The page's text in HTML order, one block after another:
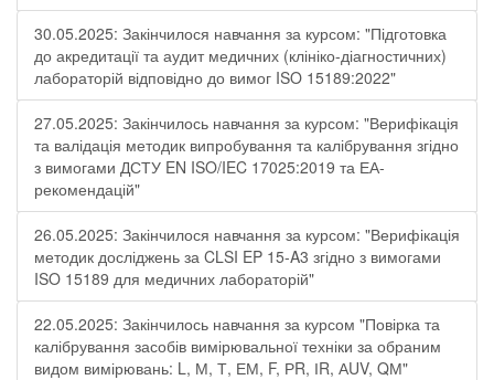
30.05.2025: Закінчилося навчання за курсом: "Підготовка
до акредитації та аудит медичних (клініко-діагностичних)
лабораторій відповідно до вимог ISO 15189:2022"
27.05.2025: Закінчилось навчання за курсом: "Верифікація
та валідація методик випробування та калібрування згідно
з вимогами ДСТУ EN ISO/IEC 17025:2019 та ЕА-
рекомендацій"
26.05.2025: Закінчилося навчання за курсом: "Верифікація
методик досліджень за CLSI EP 15-A3 згідно з вимогами
ISO 15189 для медичних лабораторій"
22.05.2025: Закінчилось навчання за курсом "Повірка та
калібрування засобів вимірювальної техніки за обраним
видом вимірювань: L, М, Т, ЕМ, F, РR, ІR, АUV, QМ"